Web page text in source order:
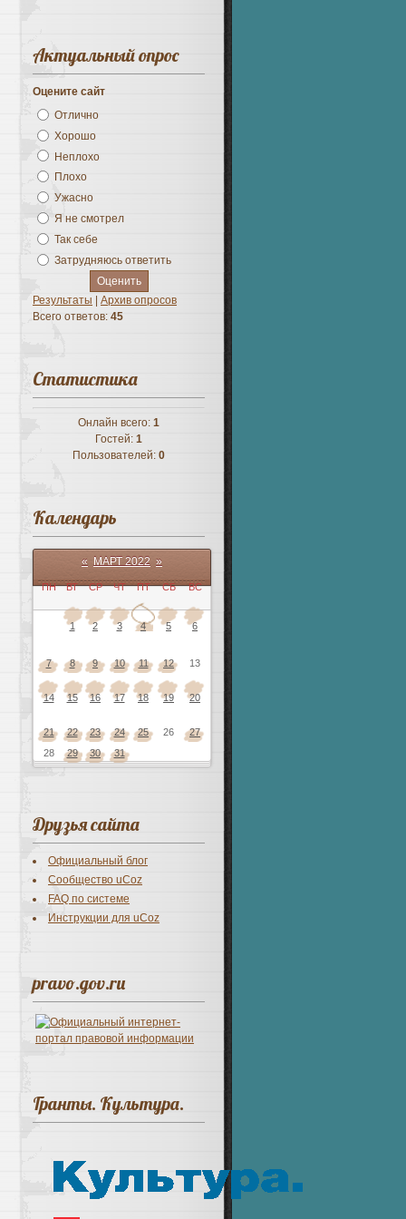
Актуальный опрос
Оцените сайт
Отлично
Хорошо
Неплохо
Плохо
Ужасно
Я не смотрел
Так себе
Затрудняюсь ответить
Результаты | Архив опросов
Всего ответов: 45
Статистика
Онлайн всего: 1
Гостей: 1
Пользователей: 0
Календарь
« МАРТ 2022 »
ПН ВТ СР ЧТ ПТ СБ ВС
1 2 3 4 5 6
7 8 9 10 11 12 13
14 15 16 17 18 19 20
21 22 23 24 25 26
27
28
29 30 31
Друзья сайта
Официальный блог
Сообщество uCoz
FAQ по системе
Инструкции для uCoz
pravo.gov.ru
Гранты. Культура.